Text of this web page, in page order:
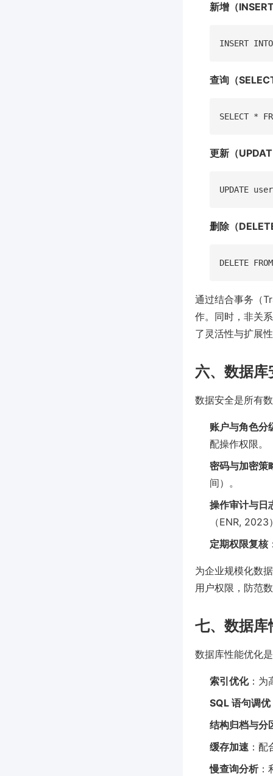
新增（
查询（
更新（
删除（
通过结合事务（
作。同时，非关
了灵活性与扩展
六、数据
数据安全是所有
账户与角色分
配操作权限。
密码与加密策
间）。
操作审计与日
（ENR, 2023
定期权限复核
为企业规模化数
用户权限，防范
七、数据库
数据库性能优化
索引优化：为
SQL 语句调优
结构归档与分
缓存加速 ：
慢查询分析：